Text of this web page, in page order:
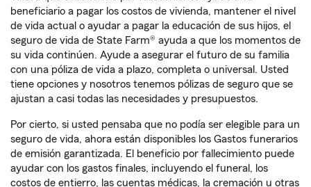
beneficiario a pagar los costos de vivienda, mantener el nivel
de vida actual o ayudar a pagar la educación de sus hijos, el
seguro de vida de State Farm® ayuda a que los momentos de
su vida continúen. Ayude a asegurar el futuro de su familia
con una póliza de vida a plazo, completa o universal. Usted
tiene opciones y nosotros tenemos pólizas de seguro que se
ajustan a casi todas las necesidades y presupuestos.
Por cierto, si usted pensaba que no podía ser elegible para un
seguro de vida, ahora están disponibles los Gastos funerarios
de emisión garantizada. El beneficio por fallecimiento puede
ayudar con los gastos finales, incluyendo el funeral, los
costos de entierro, las cuentas médicas, la cremación u otras